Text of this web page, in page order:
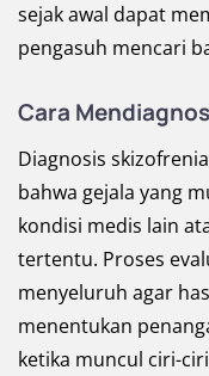
sejak awal dapat
pengasuh mencari
Cara
Diagnosis
bahwa gejala yang
kondisi medis lain
tertentu. Proses
menyeluruh agar
menentukan
ketika muncul ciri-